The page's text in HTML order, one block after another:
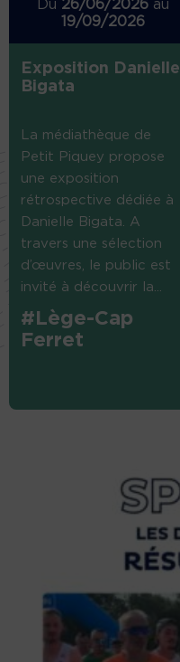
Du 26/06/2026 au
19/09/2026
Exposition Danielle
Bigata
La médiathèque de
Petit Piquey propose
une exposition
rétrospective dédiée à
Danielle Bigata. A
travers une sélection
d’œuvres, le public est
invité à découvrir la...
#Lège-Cap
Ferret